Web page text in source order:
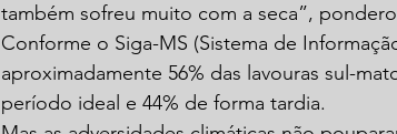
também sofreu muito com a seca”,
Conforme o Siga-MS (Sistema de
aproximadamente 56% das lavouras sul-
período ideal e 44% de forma tardia.